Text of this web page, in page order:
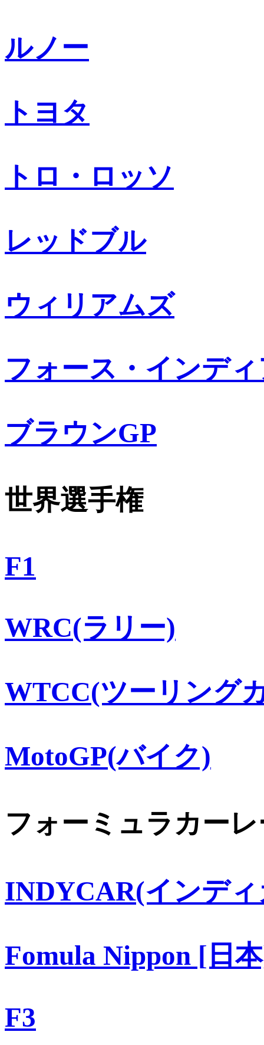
ルノー
トヨタ
トロ・ロッソ
レッドブル
ウィリアムズ
フォース・インデ
ブラウンGP
世界選手権
F1
WRC(ラリー)
WTCC(ツーリング
MotoGP(バイク)
フォーミュラカー
INDYCAR(インデ
Fomula Nippon [日
F3